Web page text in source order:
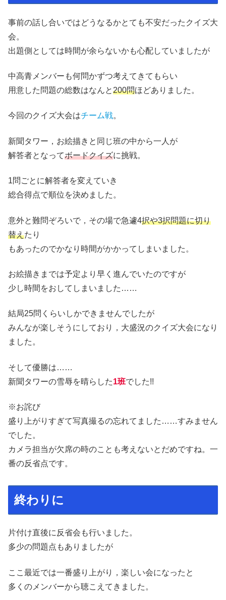
事前の話し合いではどうなるかとても不安だったクイズ大
会。
出題側としては時間が余らないかも心配していましたが
中高青メンバーも何問かずつ考えてきてもらい
用意した問題の総数はなんと200問ほどありました。
今回のクイズ大会はチーム戦。
新聞タワー，お絵描きと同じ班の中から一人が
解答者となってボードクイズに挑戦。
1問ごとに解答者を変えていき
総合得点で順位を決めました。
意外と難問ぞろいで，その場で急遽4択や3択問題に切り
替えたり
もあったのでかなり時間がかかってしまいました。
お絵描きまでは予定より早く進んでいたのですが
少し時間をおしてしまいました……
結局25問くらいしかできませんでしたが
みんなが楽しそうにしており，大盛況のクイズ大会になり
ました。
そして優勝は……
新聞タワーの雪辱を晴らした1班でした!!
※お詫び
盛り上がりすぎて写真撮るの忘れてました……すみません
でした。
カメラ担当が欠席の時のことも考えないとだめですね。一
番の反省点です。
終わりに
片付け直後に反省会も行いました。
多少の問題点もありましたが
ここ最近では一番盛り上がり，楽しい会になったと
多くのメンバーから聴こえてきました。